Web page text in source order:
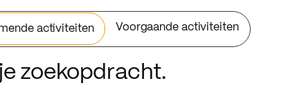
activiteiten Voorgaande activiteiten
zoekopdracht.